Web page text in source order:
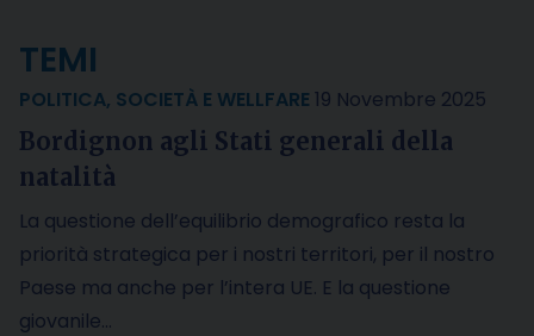
TEMI
POLITICA, SOCIETÀ E WELLFARE 19 Novembre 2025
Bordignon agli Stati generali della
natalità
La questione dell’equilibrio demografico resta la
priorità strategica per i nostri territori, per il nostro
Paese ma anche per l’intera UE. E la questione
giovanile…